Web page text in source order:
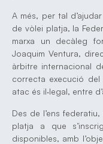
A més, per tal
de vòlei platja, la
marxa un decàleg
Joaquim Ventura,
àrbitre internacional
correcta execució
atac és il·legal, entre
Des de l’ens
platja a que
disponibles, amb